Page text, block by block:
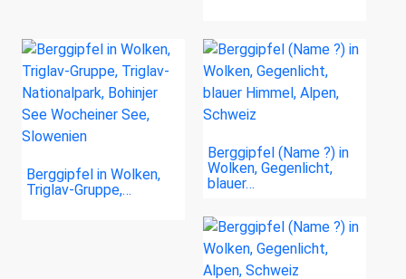
Berggipfel in Wolken,
Triglav-Gruppe,…
Berggipfel (Name ?) in
Wolken, Gegenlicht,
blauer…